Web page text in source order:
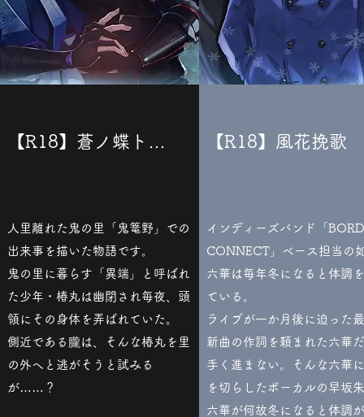
【R18】蒼ノ蝶ト…
人里離れた鬼の里「鬼篭野」での
出来事を描いた物語です。
鬼の里に暮らす「異端」と呼ばれ
た少年・椿丸は幽閉され毎夜、頭
領にその身体を弄ばれていた。
​側近である朧は、そんな椿丸を里
の外へと逃がそうと試みる
が……？
【R18】風花挽歌
インディーズバンド「
CONNECT」ベース担当の
六華は毎年冬になると体調
ている。
ライブが一か月後に迫った
新曲の作詞を頼まれた六華
手く進まない。そんな六華
を切らしたボーカルの早坂
六華が何故冬になると体調